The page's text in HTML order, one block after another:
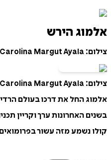
אלמוג הירש
צילום: Carolina Margut Ayala
צילום: Carolina Margut Ayala
אלמוג החל את דרכו בעולם הרדיו, הקריינות והמשחק בגיל 14.
בשנים האחרונות ערך וקריין
קולו נשמע מזה עשור